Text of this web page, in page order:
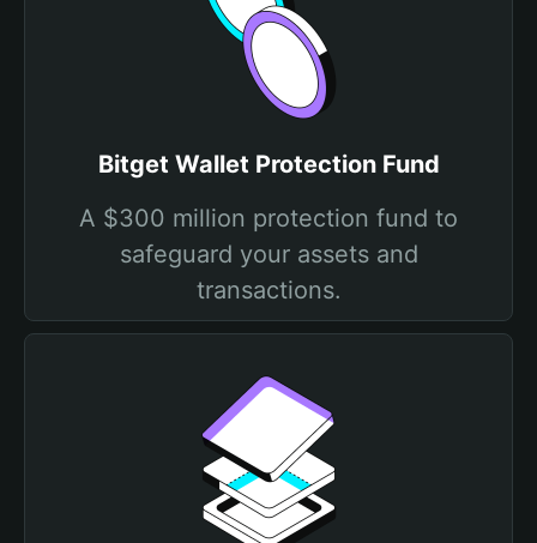
Bitget Wallet Protection Fund
A $300 million protection fund to
safeguard your assets and
transactions.